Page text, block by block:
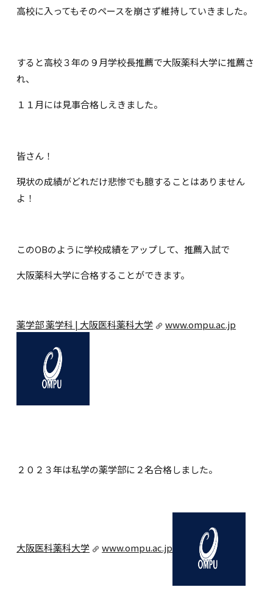
高校に入ってもそのペースを崩さず維持していきました。
すると高校３年の９月学校長推薦で大阪薬科大学に推薦さ
れ、
１１月には見事合格しえきました。
皆さん！
現状の成績がどれだけ悲惨でも臆することはありません
よ！
このOBのように学校成績をアップして、推薦入試で
大阪薬科大学に合格することができます。
薬学部 薬学科 | 大阪医科薬科大学 www.ompu.ac.jp
２０２３年は私学の薬学部に２名合格しました。
大阪医科薬科大学 www.ompu.ac.jp